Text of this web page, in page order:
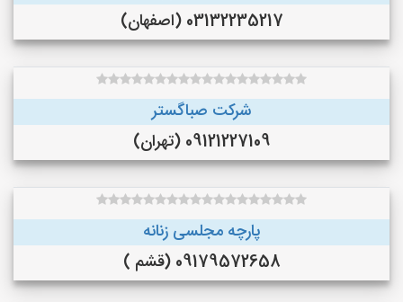
03132235217 (اصفهان)
شرکت صباگستر
09121227109 (تهران)
پارچه مجلسی زنانه
09179572658 (قشم )